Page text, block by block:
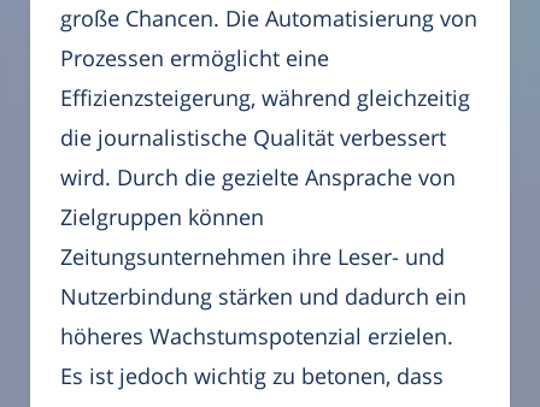
große Chancen. Die Automatisierung von
Prozessen ermöglicht eine
Effizienzsteigerung, während gleichzeitig
die journalistische Qualität verbessert
wird. Durch die gezielte Ansprache von
Zielgruppen können
Zeitungsunternehmen ihre Leser- und
Nutzerbindung stärken und dadurch ein
höheres Wachstumspotenzial erzielen.
Es ist jedoch wichtig zu betonen, dass